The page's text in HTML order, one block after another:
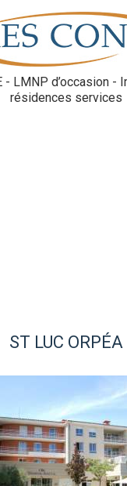
- LMNP d’occasion -
résidences services
ST LUC ORPÉA